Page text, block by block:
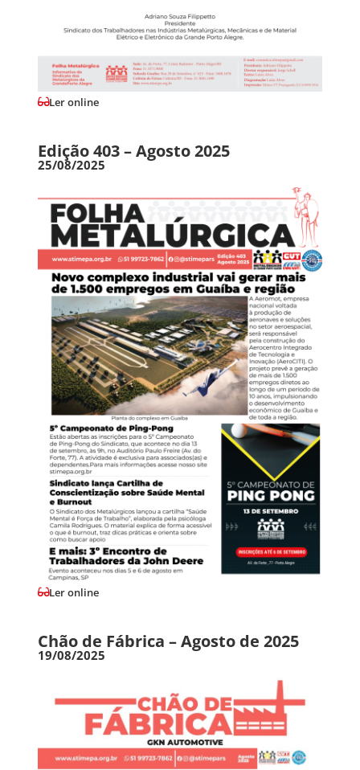
Ler online
Edição 403 – Agosto 2025
25/08/2025
Ler online
Chão de Fábrica – Agosto de 2025
19/08/2025